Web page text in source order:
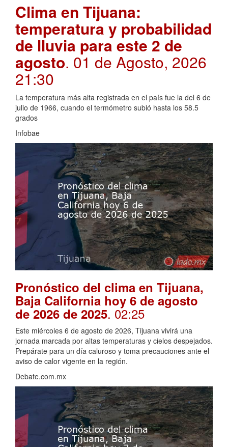
Clima en Tijuana:
temperatura y probabilidad
de lluvia para este 2 de
agosto. 01 de Agosto, 2026
21:30
La temperatura más alta registrada en el país fue la del 6 de
julio de 1966, cuando el termómetro subió hasta los 58.5
grados
Infobae
Pronóstico del clima en Tijuana,
Baja California hoy 6 de agosto
de 2026 de 2025. 02:25
Este miércoles 6 de agosto de 2026, Tijuana vivirá una
jornada marcada por altas temperaturas y cielos despejados.
Prepárate para un día caluroso y toma precauciones ante el
aviso de calor vigente en la región.
Debate.com.mx